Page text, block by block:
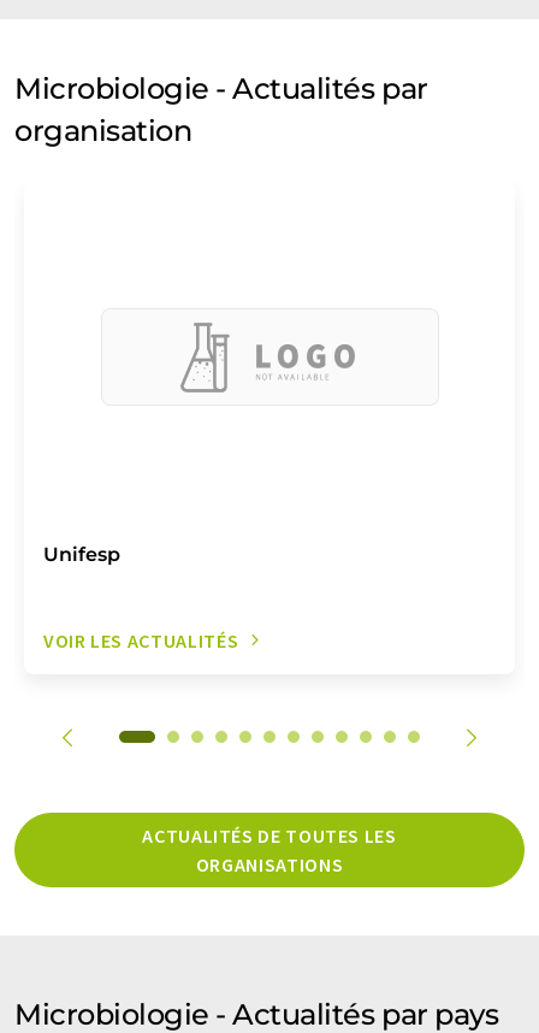
Microbiologie - Actualités par
organisation
Unifesp
VOIR LES ACTUALITÉS
ACTUALITÉS DE TOUTES LES
ORGANISATIONS
Microbiologie - Actualités par pays